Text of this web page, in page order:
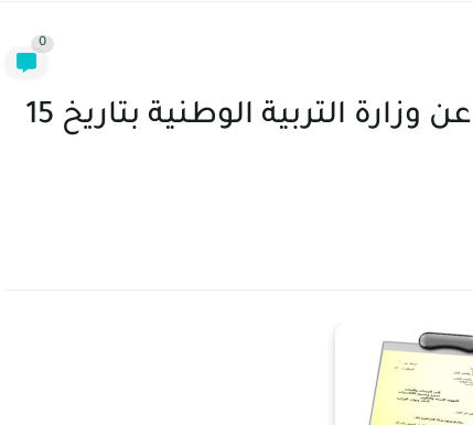
0
مذكرة وزارية رقم 02/20 صادرة عن وزارة التربية الوطنية بتاريخ 15